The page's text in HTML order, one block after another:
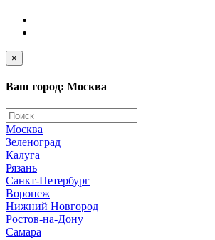
×
Ваш город: Москва
Москва
Зеленоград
Калуга
Рязань
Санкт-Петербург
Воронеж
Нижний Новгород
Ростов-на-Дону
Самара